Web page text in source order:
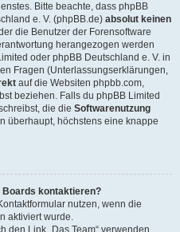
Bitte beachte, dass phpBB
e. V. (phpBB.de) absolut keinen
die Benutzer der Forensoftware
herangezogen werden
oder phpBB Deutschland e. V. in
Fragen (Unterlassungserklärungen,
auf die Websiten phpbb.com,
beziehen. Falls du phpBB Limited
die die Softwarenutzung
überhaupt, höchstens eine knappe
Boards kontaktieren?
nutzen, wenn die
aktiviert wurde.
Link „Das Team“ verwenden.